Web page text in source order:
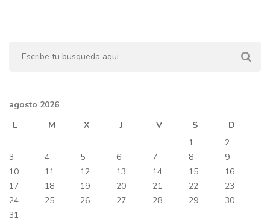
agosto 2026
L
M X J V S
D
1
2
3
4 5 6 7 8
9
10
11 12 13 14 15
16
17
18 19 20 21 22
23
24
25 26 27 28 29
30
31